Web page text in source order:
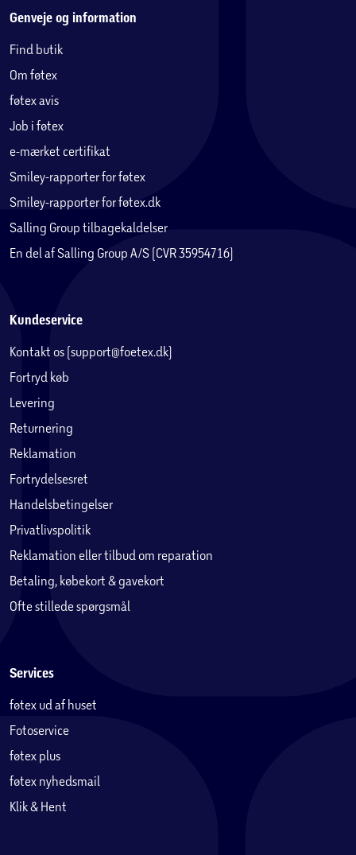
Genveje og information
Find butik
Om føtex
føtex avis
Job i føtex
e-mærket certifikat
Smiley-rapporter for føtex
Smiley-rapporter for føtex.dk
Salling Group tilbagekaldelser
En del af Salling Group A/S (CVR 35954716)
Kundeservice
Kontakt os (support@foetex.dk)
Fortryd køb
Levering
Returnering
Reklamation
Fortrydelsesret
Handelsbetingelser
Privatlivspolitik
Reklamation eller tilbud om reparation
Betaling, købekort & gavekort
Ofte stillede spørgsmål
Services
føtex ud af huset
Fotoservice
føtex plus
føtex nyhedsmail
Klik & Hent